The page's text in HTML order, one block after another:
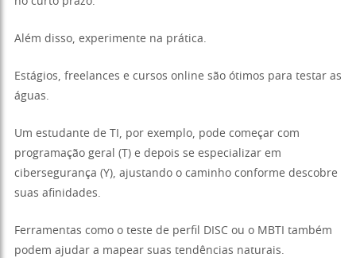
Além disso, experimente na prática.
Estágios, freelances e cursos online são ótimos para testar as
águas.
Um estudante de TI, por exemplo, pode começar com
programação geral (T) e depois se especializar em
cibersegurança (Y), ajustando o caminho conforme descobre
suas afinidades.
Ferramentas como o teste de perfil DISC ou o MBTI também
podem ajudar a mapear suas tendências naturais.